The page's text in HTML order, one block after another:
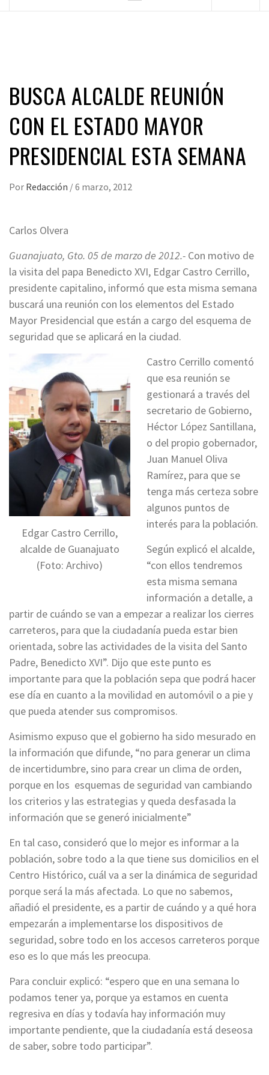
BUSCA ALCALDE REUNIÓN
CON EL ESTADO MAYOR
PRESIDENCIAL ESTA SEMANA
Por Redacción /6 marzo, 2012
Carlos Olvera
Guanajuato, Gto. 05 de marzo de 2012.- Con motivo de
la visita del papa Benedicto XVI, Edgar Castro Cerrillo,
presidente capitalino, informó que esta misma semana
buscará una reunión con los elementos del Estado
Mayor Presidencial que están a cargo del esquema de
seguridad que se aplicará en la ciudad.
Edgar Castro Cerrillo,
alcalde de Guanajuato
(Foto: Archivo)
Castro Cerrillo comentó
que esa reunión se
gestionará a través del
secretario de Gobierno,
Héctor López Santillana,
o del propio gobernador,
Juan Manuel Oliva
Ramírez, para que se
tenga más certeza sobre
algunos puntos de
interés para la población.
Según explicó el alcalde,
“con ellos tendremos
esta misma semana
información a detalle, a
partir de cuándo se van a empezar a realizar los cierres
carreteros, para que la ciudadanía pueda estar bien
orientada, sobre las actividades de la visita del Santo
Padre, Benedicto XVI”. Dijo que este punto es
importante para que la población sepa que podrá hacer
ese día en cuanto a la movilidad en automóvil o a pie y
que pueda atender sus compromisos.
Asimismo expuso que el gobierno ha sido mesurado en
la información que difunde, “no para generar un clima
de incertidumbre, sino para crear un clima de orden,
porque en los esquemas de seguridad van cambiando
los criterios y las estrategias y queda desfasada la
información que se generó inicialmente”
En tal caso, consideró que lo mejor es informar a la
población, sobre todo a la que tiene sus domicilios en el
Centro Histórico, cuál va a ser la dinámica de seguridad
porque será la más afectada. Lo que no sabemos,
añadió el presidente, es a partir de cuándo y a qué hora
empezarán a implementarse los dispositivos de
seguridad, sobre todo en los accesos carreteros porque
eso es lo que más les preocupa.
Para concluir explicó: “espero que en una semana lo
podamos tener ya, porque ya estamos en cuenta
regresiva en días y todavía hay información muy
importante pendiente, que la ciudadanía está deseosa
de saber, sobre todo participar”.